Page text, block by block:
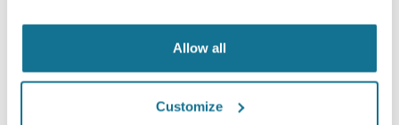
Allow all
Customize
簡単ですし安全です
クリサリクスは、常にあなたのプライバシーを保護